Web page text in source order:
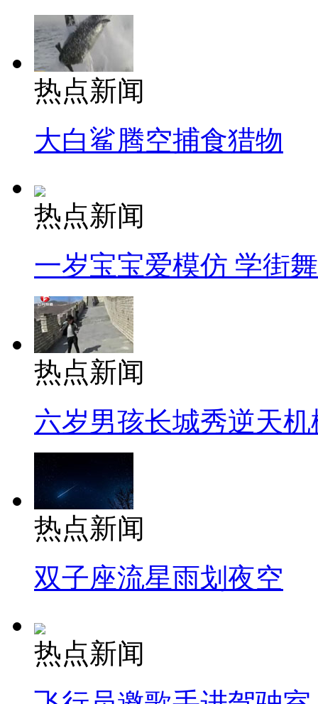
热点新闻
大白鲨腾空捕食猎物
热点新闻
一岁宝宝爱模仿 学街
热点新闻
六岁男孩长城秀逆天机
热点新闻
双子座流星雨划夜空
热点新闻